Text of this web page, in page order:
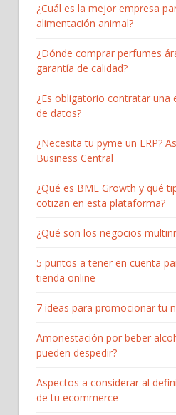
¿Cuál es la mejor empresa
alimentación animal?
¿Dónde comprar perfumes
garantía de calidad?
¿Es obligatorio contratar una
de datos?
¿Necesita tu pyme un ERP?
Business Central
¿Qué es BME Growth y qué
cotizan en esta plataforma?
¿Qué son los negocios
5 puntos a tener en cuenta
tienda online
7 ideas para promocionar tu
Amonestación por beber
pueden despedir?
Aspectos a considerar al
de tu ecommerce